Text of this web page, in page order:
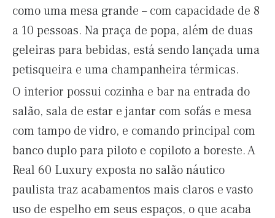
como uma mesa grande – com capacidade de 8
a 10 pessoas. Na praça de popa, além de duas
geleiras para bebidas, está sendo lançada uma
petisqueira e uma champanheira térmicas.
O interior possui cozinha e bar na entrada do
salão, sala de estar e jantar com sofás e mesa
com tampo de vidro, e comando principal com
banco duplo para piloto e copiloto a boreste. A
Real 60 Luxury exposta no salão náutico
paulista traz acabamentos mais claros e vasto
uso de espelho em seus espaços, o que acaba